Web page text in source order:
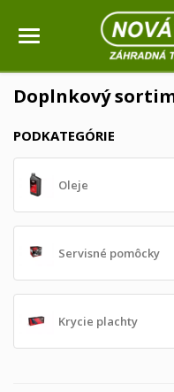
Doplnkový
PODKATEGÓRIE
Oleje
Servisné pomôcky
Krycie plachty